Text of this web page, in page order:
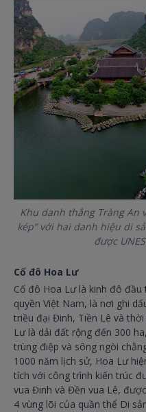
Khu danh thắng Tràng An
kép” với hai danh hiệu di
được
Cố đô Hoa Lư
Cố đô Hoa Lư là kinh đô
quyền Việt Nam, là nơi ghi
triều đại Đinh, Tiền Lê và
Lư là dải đất rộng đến 300
trùng điệp và sông ngòi
1000 năm lịch sử, Hoa Lư
tích với công trình kiến trúc
vua Đinh và Đền vua Lê,
4 vùng lõi của quần thể Di